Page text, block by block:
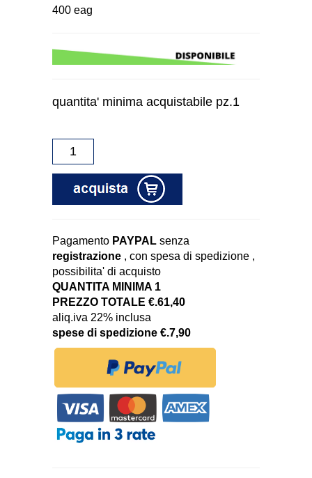
400 eag
quantita' minima acquistabile pz.1
Pagamento PAYPAL senza
registrazione , con spesa di spedizione ,
possibilita' di acquisto
QUANTITA MINIMA 1
PREZZO TOTALE €.61,40
aliq.iva 22% inclusa
spese di spedizione €.7,90